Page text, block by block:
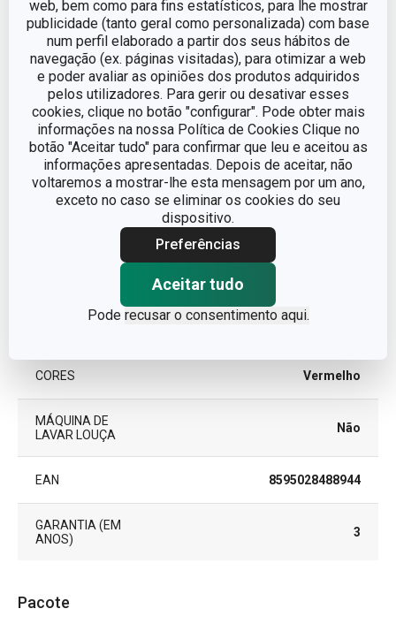
web, bem como para fins estatísticos, para lhe mostrar
publicidade (tanto geral como personalizada) com base
num perfil elaborado a partir dos seus hábitos de
navegação (ex. páginas visitadas), para otimizar a web
e poder avaliar as opiniões dos produtos adquiridos
pelos utilizadores. Para gerir ou desativar esses
cookies, clique no botão "configurar". Pode obter mais
informações na nossa Política de Cookies Clique no
botão "Aceitar tudo" para confirmar que leu e aceitou as
informações apresentadas. Depois de aceitar, não
voltaremos a mostrar-lhe esta mensagem por um ano,
exceto no caso se eliminar os cookies do seu
dispositivo.
Preferências
Aceitar tudo
Pode recusar o consentimento aqui.
COMPRIMENTO (CM) 13
Outros parâmetros
CATEGORIA Bar e Sommelier
LINHA DE
plástico, aço inoxidável,
superfície antiaderente
CORES Vermelho
MÁQUINA DE
LAVAR LOUÇA
Não
EAN 8595028488944
GARANTIA (EM
ANOS)
3
Pacote